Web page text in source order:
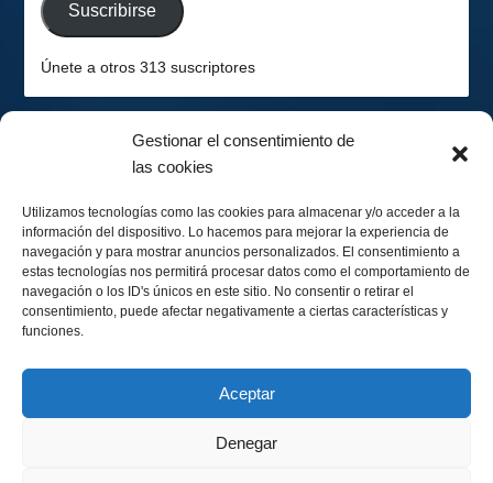
Gestionar el consentimiento de
las cookies
Utilizamos tecnologías como las cookies para almacenar y/o acceder a la
información del dispositivo. Lo hacemos para mejorar la experiencia de
navegación y para mostrar anuncios personalizados. El consentimiento a
estas tecnologías nos permitirá procesar datos como el comportamiento de
navegación o los ID's únicos en este sitio. No consentir o retirar el
consentimiento, puede afectar negativamente a ciertas características y
funciones.
Aceptar
Denegar
Suscribirse
Únete a otros 313 suscriptores
Hemisferio Sur
Calendario Lunar